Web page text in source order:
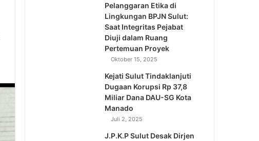
Pelanggaran Etika di
Lingkungan BPJN Sulut:
Saat Integritas Pejabat
Diuji dalam Ruang
Pertemuan Proyek
Oktober 15, 2025
Kejati Sulut Tindaklanjuti
Dugaan Korupsi Rp 37,8
Miliar Dana DAU-SG Kota
Manado
Juli 2, 2025
J.P.K.P Sulut Desak Dirjen